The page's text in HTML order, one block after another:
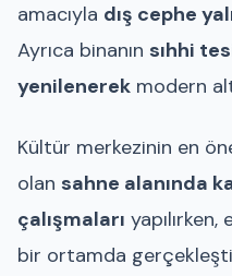
amacıyla dış cephe
Ayrıca binanın sıhhi
yenilenerek modern
Kültür merkezinin en
olan sahne alanında
çalışmaları
bir ortamda